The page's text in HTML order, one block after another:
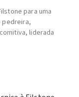
para uma
pedreira,
liderada